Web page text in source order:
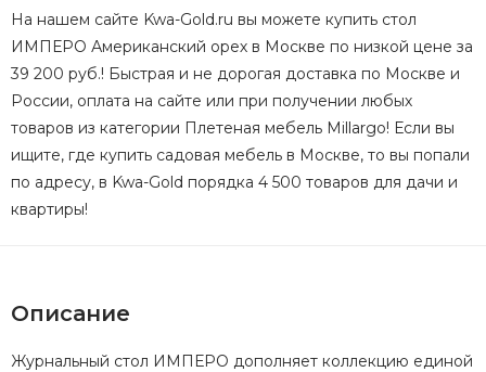
На нашем сайте Kwa-Gold.ru вы можете купить стол
ИМПЕРО Американский орех в Москве по низкой цене за
39 200 руб.! Быстрая и не дорогая доставка по Москве и
России, оплата на сайте или при получении любых
товаров из категории Плетеная мебель Millargo! Если вы
ищите, где купить садовая мебель в Москве, то вы попали
по адресу, в Kwa-Gold порядка 4 500 товаров для дачи и
квартиры!
Описание
Журнальный стол ИМПЕРО дополняет коллекцию единой